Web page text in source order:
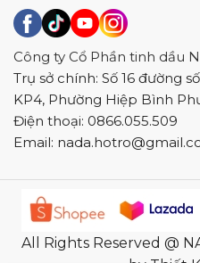
Công ty Cổ Phần tinh dầu
Trụ sở chính: Số 16 đường
KP4, Phường Hiệp Bình
Điện thoại: 0866.055.509
Email:
All Rights Reserved @